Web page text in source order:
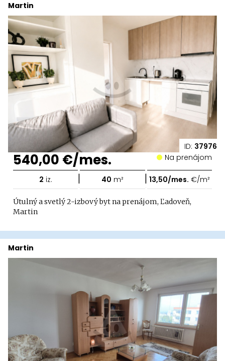
ID: 37976
Martin
540,00 €/mes. Na prenájom
2 iz. | 40 m² | 13,50/mes. €/m²
Útulný a svetlý 2-izbový byt na prenájom, Ľadoveň,
Martin
Martin